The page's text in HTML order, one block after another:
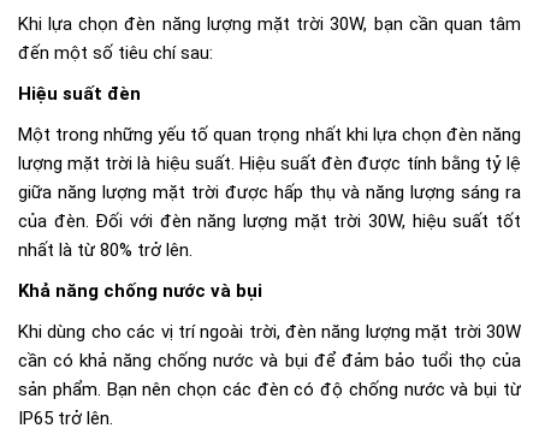
Khi lựa chọn đèn năng lượng mặt trời 30W, bạn cần quan tâm
đến một số tiêu chí sau:
Hiệu suất đèn
Một trong những yếu tố quan trọng nhất khi lựa chọn đèn năng
lượng mặt trời là hiệu suất. Hiệu suất đèn được tính bằng tỷ lệ
giữa năng lượng mặt trời được hấp thụ và năng lượng sáng ra
của đèn. Đối với đèn năng lượng mặt trời 30W, hiệu suất tốt
nhất là từ 80% trở lên.
Khả năng chống nước và bụi
Khi dùng cho các vị trí ngoài trời, đèn năng lượng mặt trời 30W
cần có khả năng chống nước và bụi để đảm bảo tuổi thọ của
sản phẩm. Bạn nên chọn các đèn có độ chống nước và bụi từ
IP65 trở lên.